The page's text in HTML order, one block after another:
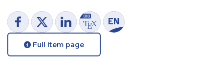
Full item page